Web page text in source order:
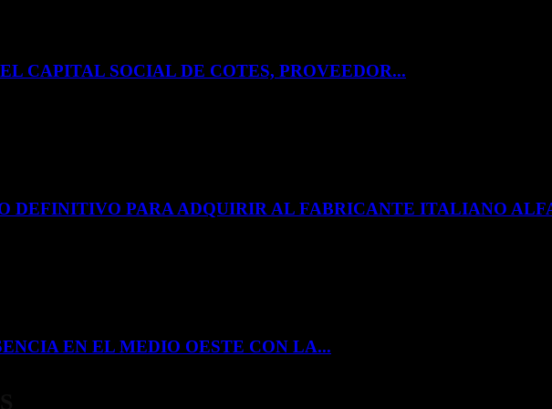
CAPITAL SOCIAL DE COTES, PROVEEDOR...
DEFINITIVO PARA ADQUIRIR AL FABRICANTE ITALIANO
EN EL MEDIO OESTE CON LA...